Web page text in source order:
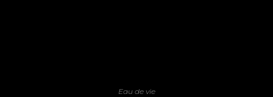
Eau de vie